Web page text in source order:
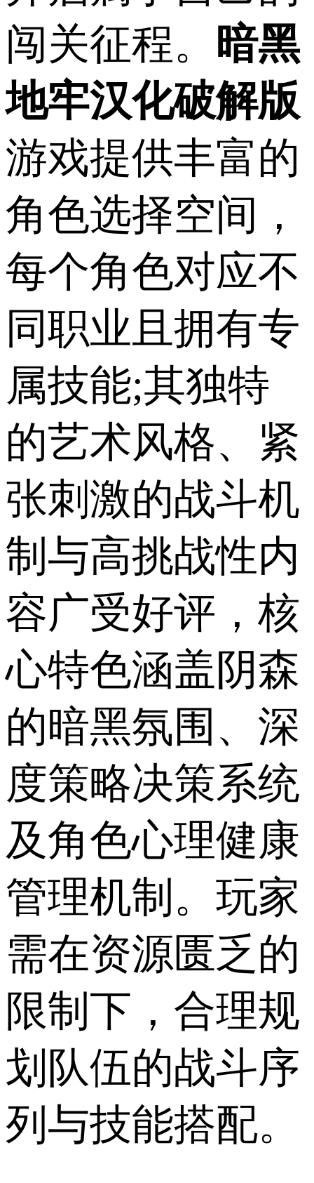
闯关征程。 暗黑
地牢汉化破解版
游戏提供丰富的
角色选择空间，
每个角色对应不
同职业且拥有专
属技能;其独特
的艺术风格、紧
张刺激的战斗机
制与高挑战性内
容广受好评，核
心特色涵盖阴森
的暗黑氛围、深
度策略决策系统
及角色心理健康
管理机制。玩家
需在资源匮乏的
限制下，合理规
划队伍的战斗序
列与技能搭配。